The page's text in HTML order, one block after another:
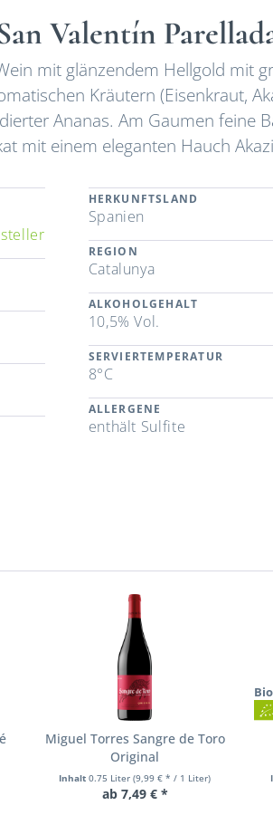
Valentín
mit glänzendem Hellgold mit
Kräutern (Eisenkraut,
Ananas. Am Gaumen feine
mit einem eleganten Hauch
HERKUNFTSLAND
Spanien
REGION
Catalunya
ALKOHOLGEHALT
10,5% Vol.
SERVIERTEMPERATUR
8°C
ALLERGENE
enthält Sulfite
Miguel Torres Sangre de Toro
Original
Inhalt0.75 Liter(9,99 € * / 1 Liter)
ab 7,49 € *
Bio